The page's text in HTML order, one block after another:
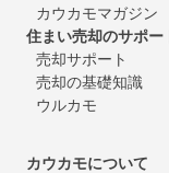
カウカモマガジン
住まい売却のサポー
売却サポート
売却の基礎知識
ウルカモ
カウカモについて